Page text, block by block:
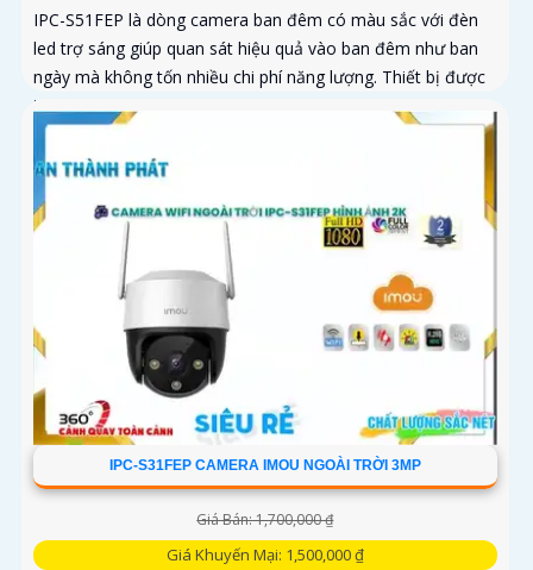
IPC-S51FEP là dòng camera ban đêm có màu sắc với đèn
led trợ sáng giúp quan sát hiệu quả vào ban đêm như ban
ngày mà không tốn nhiều chi phí năng lượng. Thiết bị được
trang bị...
IPC-S31FEP CAMERA IMOU NGOÀI TRỜI 3MP
Giá Bán: 1,700,000 ₫
Giá Khuyến Mại: 1,500,000 ₫